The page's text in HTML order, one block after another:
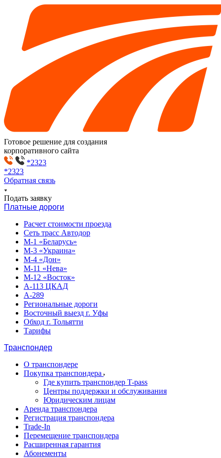
Готовое решение для создания
корпоративного сайта
*2323
*2323
Обратная связь
Подать заявку
Платные дороги
Расчет стоимости проезда
Сеть трасс Автодор
М-1 «Беларусь»
М-3 «Украина»
М-4 «Дон»
М-11 «Нева»
М-12 «Восток»
А-113 ЦКАД
А-289
Региональные дороги
Восточный выезд г. Уфы
Обход г. Тольятти
Тарифы
Транспондер
О транспондере
Покупка транспондера
Где купить транспондер T-pass
Центры поддержки и обслуживания
Юридическим лицам
Аренда транспондера
Регистрация транспондера
Trade-In
Перемещение транспондера
Расширенная гарантия
Абонементы